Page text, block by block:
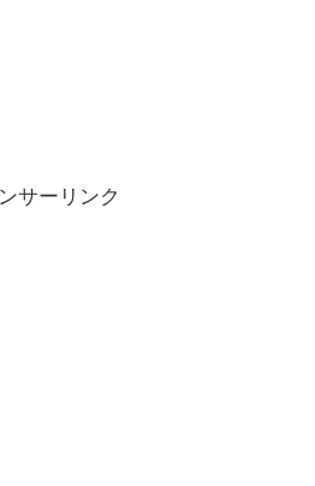
サーリンク